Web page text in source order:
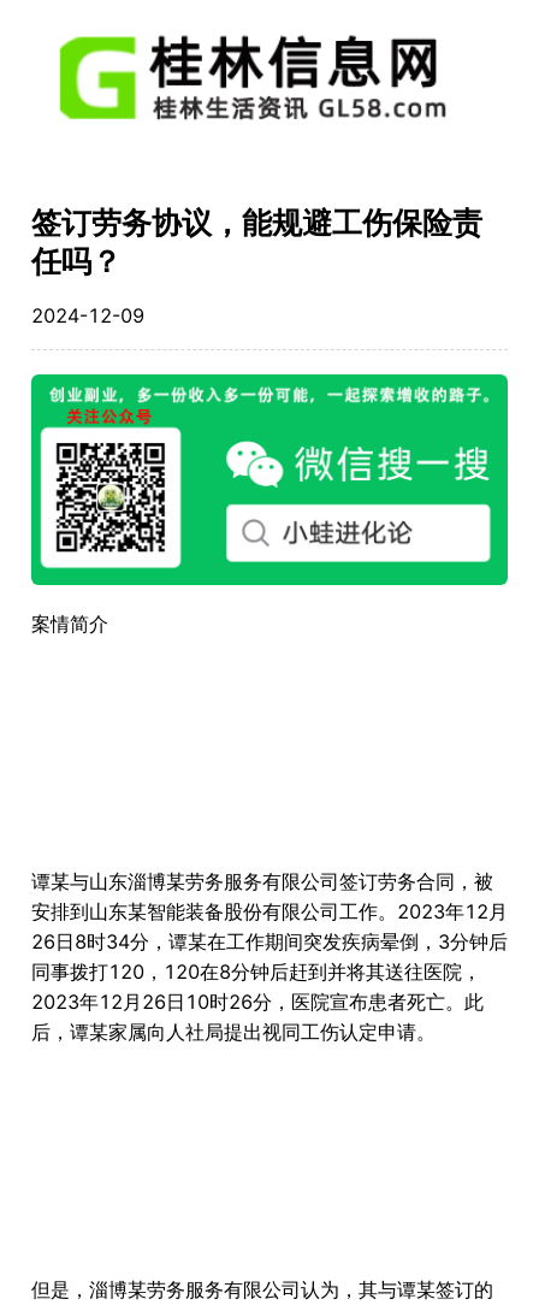
签订劳务协议，能规避工伤保险责
任吗？
2024-12-09
案情简介
谭某与山东淄博某劳务服务有限公司签订劳务合同，被
安排到山东某智能装备股份有限公司工作。2023年12月
26日8时34分，谭某在工作期间突发疾病晕倒，3分钟后
同事拨打120，120在8分钟后赶到并将其送往医院，
2023年12月26日10时26分，医院宣布患者死亡。此
后，谭某家属向人社局提出视同工伤认定申请。
但是，淄博某劳务服务有限公司认为，其与谭某签订的